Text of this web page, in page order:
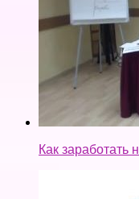
Как заработать